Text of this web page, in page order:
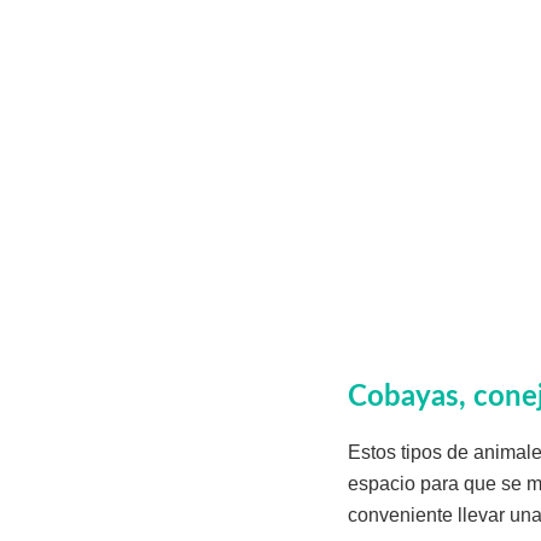
Cobayas,
Estos tipos de
espacio para que se
conveniente llevar